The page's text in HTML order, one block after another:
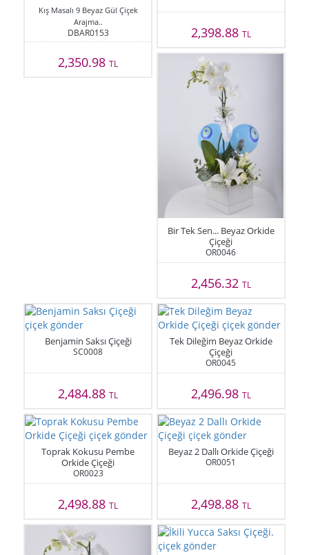
Kış Masalı 9 Beyaz Gül Çiçek
Arajma..
DBAR0153
2,350.98TL
2,398.88 TL
Bir Tek Sen... Beyaz Orkide
Çiçeği
OR0046
2,456.32 TL
Benjamin Saksı Çiçeği
SC0008
2,484.88TL
Tek Dileğim Beyaz Orkide
Çiçeği
OR0045
2,496.98 TL
Toprak Kokusu Pembe
Orkide Çiçeği
OR0023
2,498.88TL
Beyaz 2 Dallı Orkide Çiçeği
OR0051
2,498.88 TL